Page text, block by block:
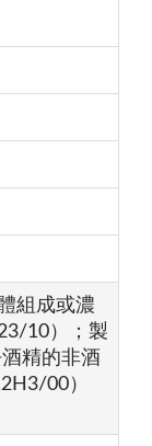
組成或濃
10）；製
精的非酒
00）